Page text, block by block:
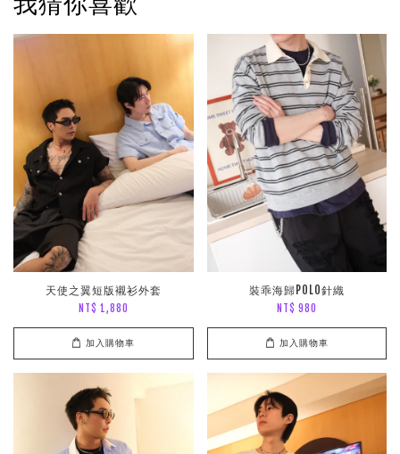
天使之翼短版襯衫外套
NT$ 1,880
加入購物車
裝乖海歸POLO針織
NT$ 980
加入購物車